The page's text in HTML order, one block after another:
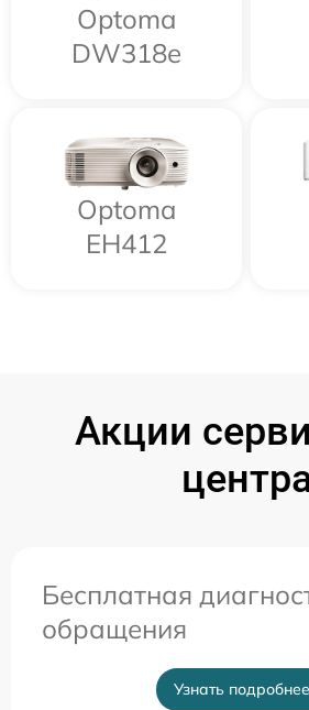
Optoma
DW318e
Optoma
EH412
Акции
Бесплатная
обращения
Узнать подробнее